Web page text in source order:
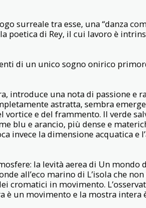
surreale tra esse, una “danza
poetica di Rey, il cui lavoro è
di un unico sogno onirico
introduce una nota di passione e
astratta, sembra
vortice e del frammento. Il verde
blu e arancio, più dense e
invece la dimensione acquatica e
la levità aerea di Un mondo
all’eco marino di L’isola che non
cromatici in movimento.
è un movimento e la mostra intera